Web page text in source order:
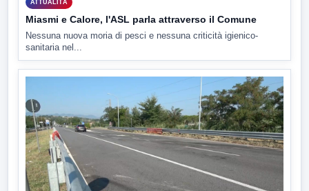
ATTUALITÀ
Miasmi e Calore, l'ASL parla attraverso il Comune
Nessuna nuova moria di pesci e nessuna criticità igienico-
sanitaria nel...